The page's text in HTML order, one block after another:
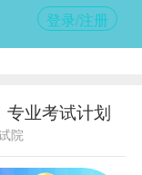
登录/注册
专业考试计划
院